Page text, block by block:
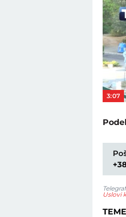
3:07
Uslovi
TEME